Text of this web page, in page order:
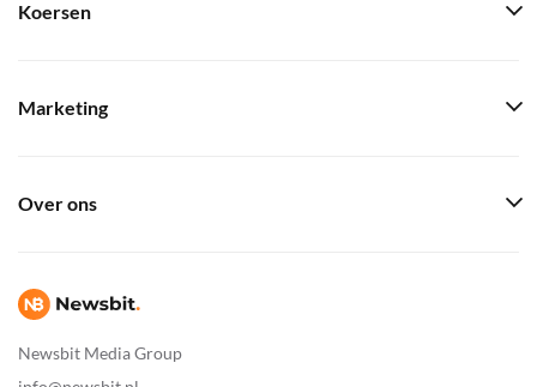
Newsbit Media Group
Koersen
Marketing
Over ons